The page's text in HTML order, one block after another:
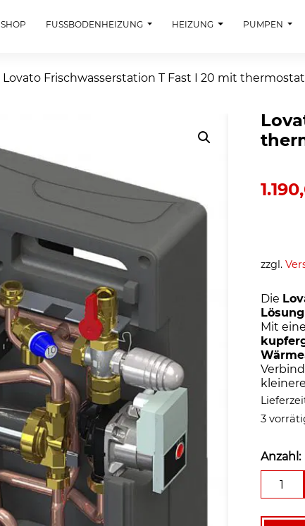
SHOP FUSSBODENHEIZUNG HEIZUNG PUMPEN
Lovato Frischwasserstation T Fast I 20 mit
zzgl.
Die
Mit
3
Anzahl:
Fast
1